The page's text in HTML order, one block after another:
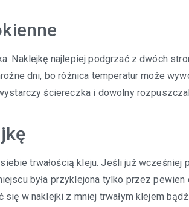
Naklejkę najlepiej podgrzać z dwóch
dni, bo różnica temperatur może
ściereczka i dowolny
trwałością kleju. Jeśli już wcześniej
była przyklejona tylko przez pewien
w naklejki z mniej trwałym klejem bądź